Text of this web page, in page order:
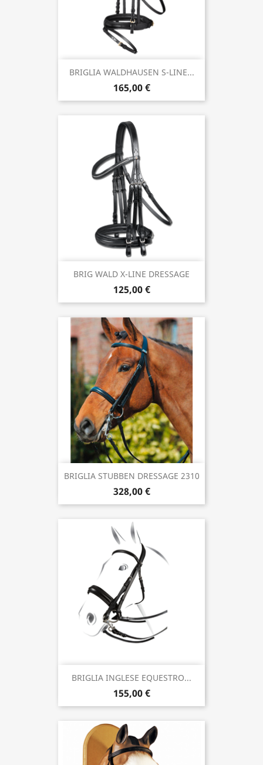
BRIGLIA WALDHAUSEN S-LINE...
165,00 €
BRIG WALD X-LINE DRESSAGE
125,00 €
BRIGLIA STUBBEN DRESSAGE 2310
328,00 €
BRIGLIA INGLESE EQUESTRO...
155,00 €